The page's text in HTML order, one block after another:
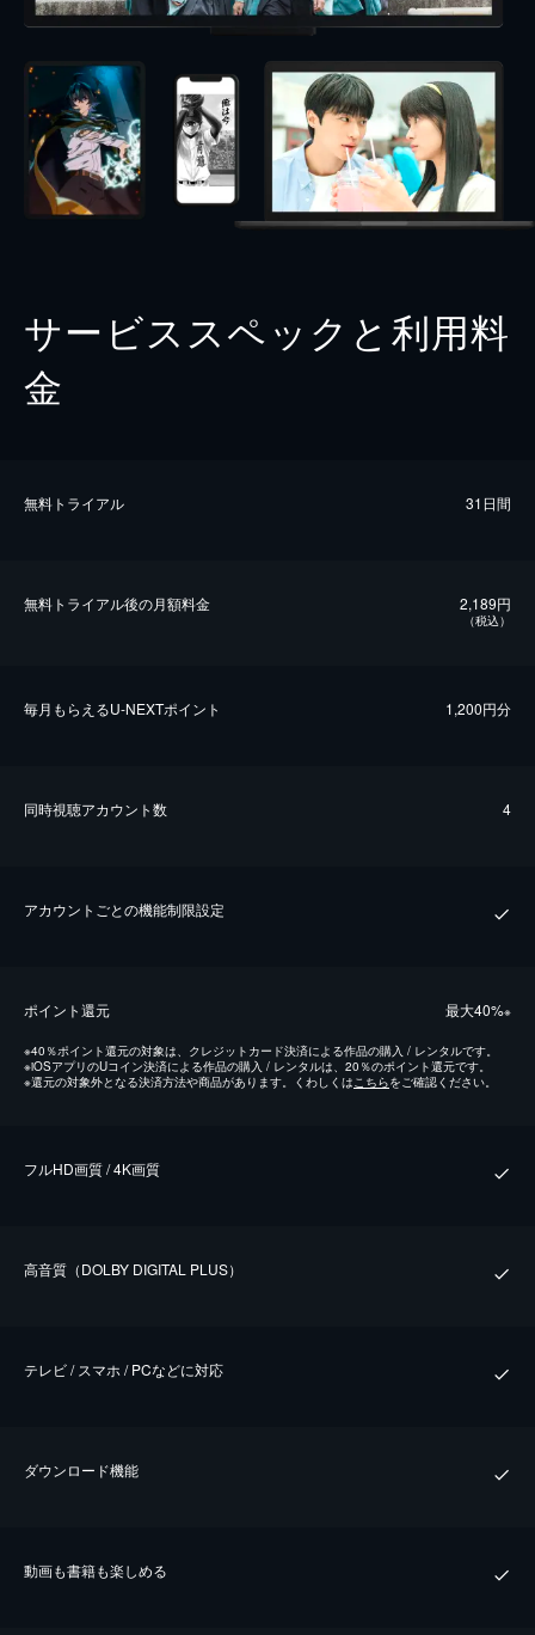
サービススペックと利用料
金
無料トライアル 31日間
無料トライアル後の⽉額料金 2,189円
（税込）
毎⽉もらえるU-NEXTポイント 1,200円分
同時視聴アカウント数 4
アカウントごとの機能制限設定
ポイント還元 最⼤40%※
※40％ポイント還元の対象は、クレジットカード決済による作品の購入 / レンタルです。
※iOSアプリのUコイン決済による作品の購入 / レンタルは、20％のポイント還元です。
※還元の対象外となる決済方法や商品があります。くわしくはこちらをご確認ください。
フルHD画質 / 4K画質
⾼⾳質（DOLBY DIGITAL PLUS）
テレビ / スマホ / PCなどに対応
ダウンロード機能
動画も書籍も楽しめる